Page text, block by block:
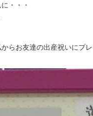
・・・
らお友達の出産祝いにプレ